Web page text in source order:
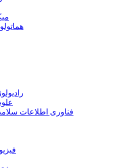
فناوری اطلاعات